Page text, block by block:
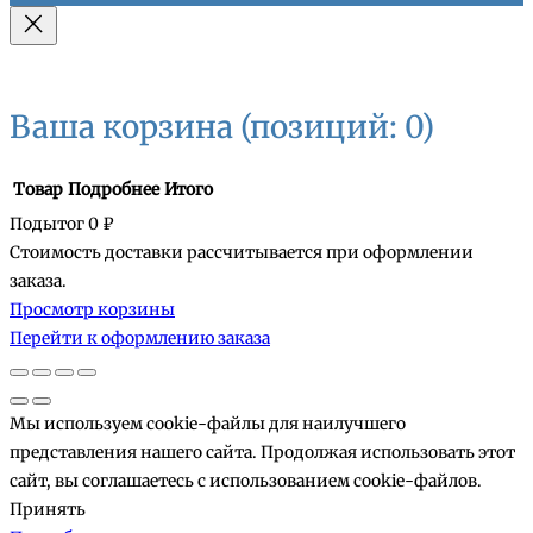
Ваша корзина (позиций: 0)
Товары
в
корзине
Товар Подробнее Итого
Подытог0 ₽
Стоимость доставки рассчитывается при оформлении
заказа.
Просмотр корзины
Перейти к оформлению заказа
Мы используем cookie-файлы для наилучшего
представления нашего сайта. Продолжая использовать этот
сайт, вы соглашаетесь с использованием cookie-файлов.
Принять